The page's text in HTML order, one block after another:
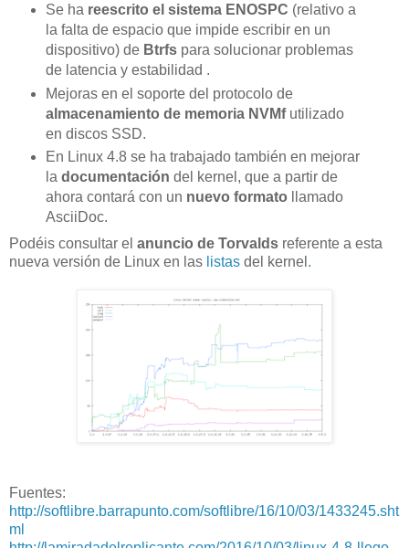
Se ha reescrito el sistema ENOSPC (relativo a
la falta de espacio que impide escribir en un
dispositivo) de Btrfspara solucionar problemas
de latencia y estabilidad .
Mejoras en el soporte del protocolo de
almacenamiento de memoria NVMfutilizado
en discos SSD.
En Linux 4.8 se ha trabajado también en mejorar
la documentación del kernel, que a partir de
ahora contará con un nuevo formato llamado
AsciiDoc.
Podéis consultar el anuncio de Torvalds referente a esta
nueva versión de Linux en las listas del kernel .
Fuentes:
http://softlibre.barrapunto.com/softlibre/16/10/03/1433245.sht
ml